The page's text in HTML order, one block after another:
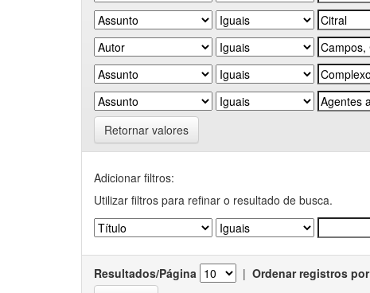
Retornar valores
Adicionar filtros:
Utilizar filtros para refinar o resultado de busca.
Resultados/Página | Ordenar registros por